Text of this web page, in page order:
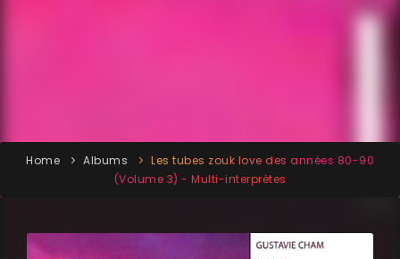
Home Albums
Les tubes zouk love des années 80-90
(Volume 3) - Multi-interprètes